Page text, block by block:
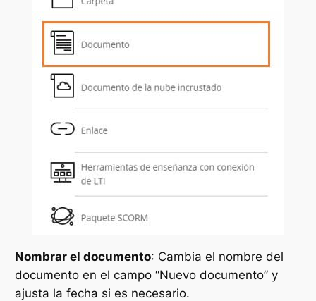
Nombrar el documento: Cambia el nombre del
documento en el campo “Nuevo documento” y
ajusta la fecha si es necesario.